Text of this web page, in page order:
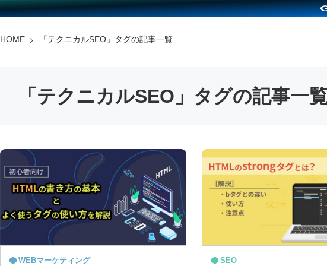
HOME 「テクニカルSEO 」タグの記事一覧
「 テクニカルSEO 」タグの記事一
WEBマーケティング SEO